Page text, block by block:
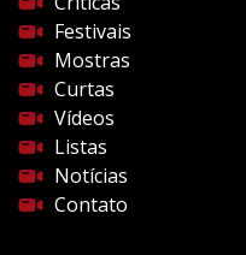
o
c
i
n
e
m
a
.
Festivais
Mostras
Curtas
Vídeos
Listas
Notícias
Contato